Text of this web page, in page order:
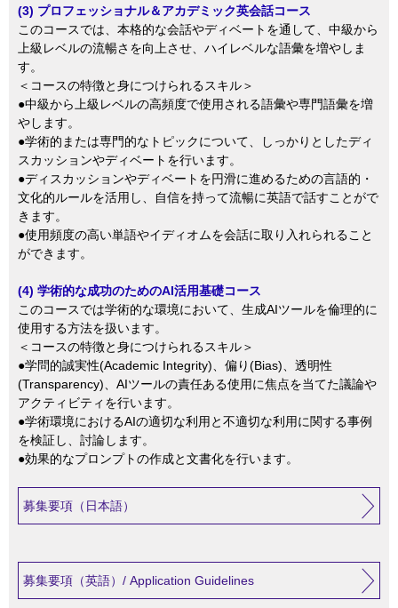
(3) プロフェッショナル＆アカデミック英会話コース
このコースでは、本格的な会話やディベートを通して、中級から
上級レベルの流暢さを向上させ、ハイレベルな語彙を増やしま
す。
＜コースの特徴と身につけられるスキル＞
●中級から上級レベルの高頻度で使用される語彙や専門語彙を増
やします。
●学術的または専門的なトピックについて、しっかりとしたディ
スカッションやディベートを行います。
●ディスカッションやディベートを円滑に進めるための言語的・
文化的ルールを活用し、自信を持って流暢に英語で話すことがで
きます。
●使用頻度の高い単語やイディオムを会話に取り入れられること
ができます。
(4) 学術的な成功のためのAI活用基礎コース
このコースでは学術的な環境において、生成AIツールを倫理的に
使用する方法を扱います。
＜コースの特徴と身につけられるスキル＞
●学問的誠実性(Academic Integrity)、偏り(Bias)、透明性
(Transparency)、AIツールの責任ある使用に焦点を当てた議論や
アクティビティを行います。
●学術環境におけるAIの適切な利用と不適切な利用に関する事例
を検証し、討論します。
●効果的なプロンプトの作成と文書化を行います。
募集要項（日本語）
募集要項（英語）/ Application Guidelines